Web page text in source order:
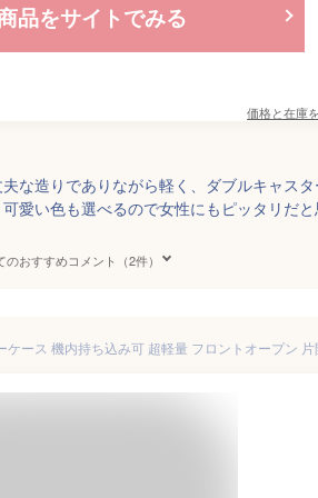
品をサイトでみる
価格と在庫を
な造りでありながら軽く、ダブルキャスタ
愛い色も選べるので女性にもピッタリだと
のおすすめコメント（2件）